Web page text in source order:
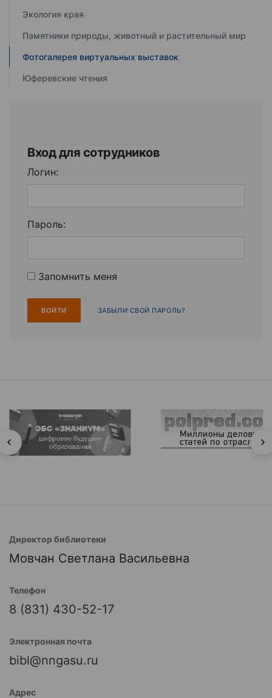
Экология края
Памятники природы, животный и растительный мир
Фотогалерея виртуальных выставок
Юферевские чтения
Вход для сотрудников
Логин:
Пароль:
Запомнить меня
ЗАБЫЛИ СВОЙ ПАРОЛЬ?
Директор библиотеки
Мовчан Светлана Васильевна
Телефон
8 (831) 430-52-17
Электронная почта
bibl@nngasu.ru
Адрес